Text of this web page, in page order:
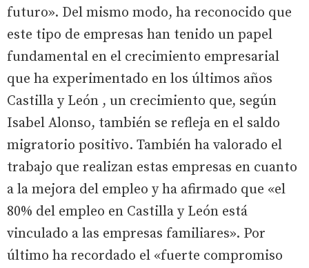
futuro». Del mismo modo, ha reconocido que
este tipo de empresas han tenido un papel
fundamental en el crecimiento empresarial
que ha experimentado en los últimos años
Castilla y León , un crecimiento que, según
Isabel Alonso, también se refleja en el saldo
migratorio positivo. También ha valorado el
trabajo que realizan estas empresas en cuanto
a la mejora del empleo y ha afirmado que «el
80% del empleo en Castilla y León está
vinculado a las empresas familiares». Por
último ha recordado el «fuerte compromiso